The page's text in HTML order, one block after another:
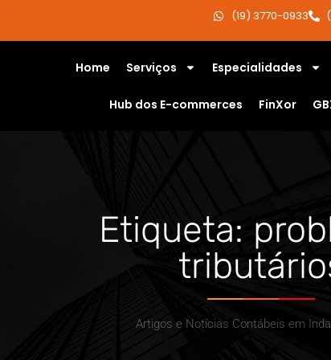
(19) 3770-0933
Home Serviços Especialidades
Hub dos E-commerces FinXor
Etiqueta:
Artigos e Notícias Contábeis em